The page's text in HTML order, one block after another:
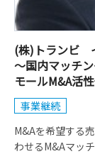
(株)トランビ
～国内マッチ
モールM&A活
事業継続
M&Aを希望する
わせるM&Aマッ